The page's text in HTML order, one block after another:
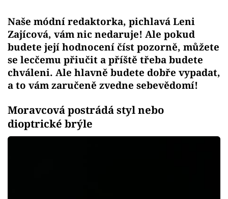
Naše módní redaktorka, pichlavá Leni
Zajícová, vám nic nedaruje! Ale pokud
budete její hodnocení číst pozorně, můžete
se lecčemu přiučit a příště třeba budete
chváleni. Ale hlavně budete dobře vypadat,
a to vám zaručeně zvedne sebevědomí!
Moravcová postrádá styl nebo
dioptrické brýle